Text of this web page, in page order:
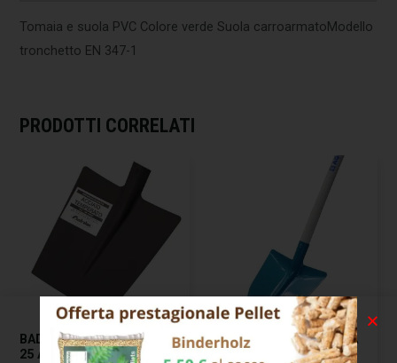
Tomaia e suola PVC Colore verde Suola carroarmatoModello
tronchetto EN 347-1
PRODOTTI CORRELATI
BADILE IMPRESA QUADRO
25 AUSTRALIAN
BADILE IMPRESA PUNTA
LEGA M/TO AGEF